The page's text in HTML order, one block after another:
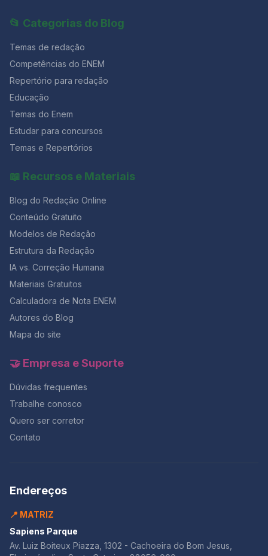
📂 Categorias do Blog
Temas de redação
Competências do ENEM
Repertório para redação
Educação
Temas do Enem
Estudar para concursos
Temas e Repertórios
📖 Recursos e Materiais
Blog do Redação Online
Conteúdo Gratuito
Modelos de Redação
Estrutura da Redação
IA vs. Correção Humana
Materiais Gratuitos
Calculadora de Nota ENEM
Autores do Blog
Mapa do site
🤝 Empresa e Suporte
Dúvidas frequentes
Trabalhe conosco
Quero ser corretor
Contato
Endereços
📍 MATRIZ
Sapiens Parque
Av. Luiz Boiteux Piazza, 1302 - Cachoeira do Bom Jesus,